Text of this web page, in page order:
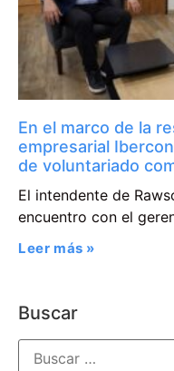
En el marco de la
empresarial
de voluntariado
El intendente de
encuentro con el
Leer más »
Buscar